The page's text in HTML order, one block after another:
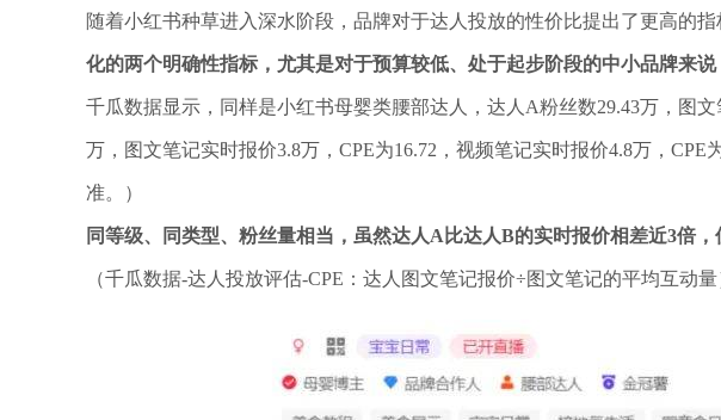
随着小红书种草进入深水阶段，品牌对于达人投放的性价比提出了更高的指
化的两个明确性指标，尤其是对于预算较低、处于起步阶段的中小品牌来说
千瓜数据显示，同样是小红书母婴类腰部达人，达人A粉丝数29.43万，图
万，图文笔记实时报价3.8万，CPE为16.72，视频笔记实时报价4.8万，
准。）
同等级、同类型、粉丝量相当，虽然达人A比达人B的实时报价相差近3倍，
（千瓜数据-达人投放评估-CPE：达人图文笔记报价÷图文笔记的平均互动量